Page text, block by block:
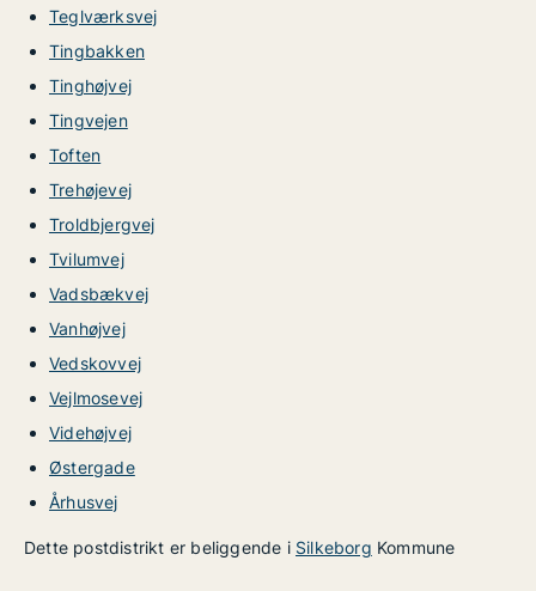
Teglværksvej
Tingbakken
Tinghøjvej
Tingvejen
Toften
Trehøjevej
Troldbjergvej
Tvilumvej
Vadsbækvej
Vanhøjvej
Vedskovvej
Vejlmosevej
Videhøjvej
Østergade
Århusvej
Dette postdistrikt er beliggende i Silkeborg Kommune